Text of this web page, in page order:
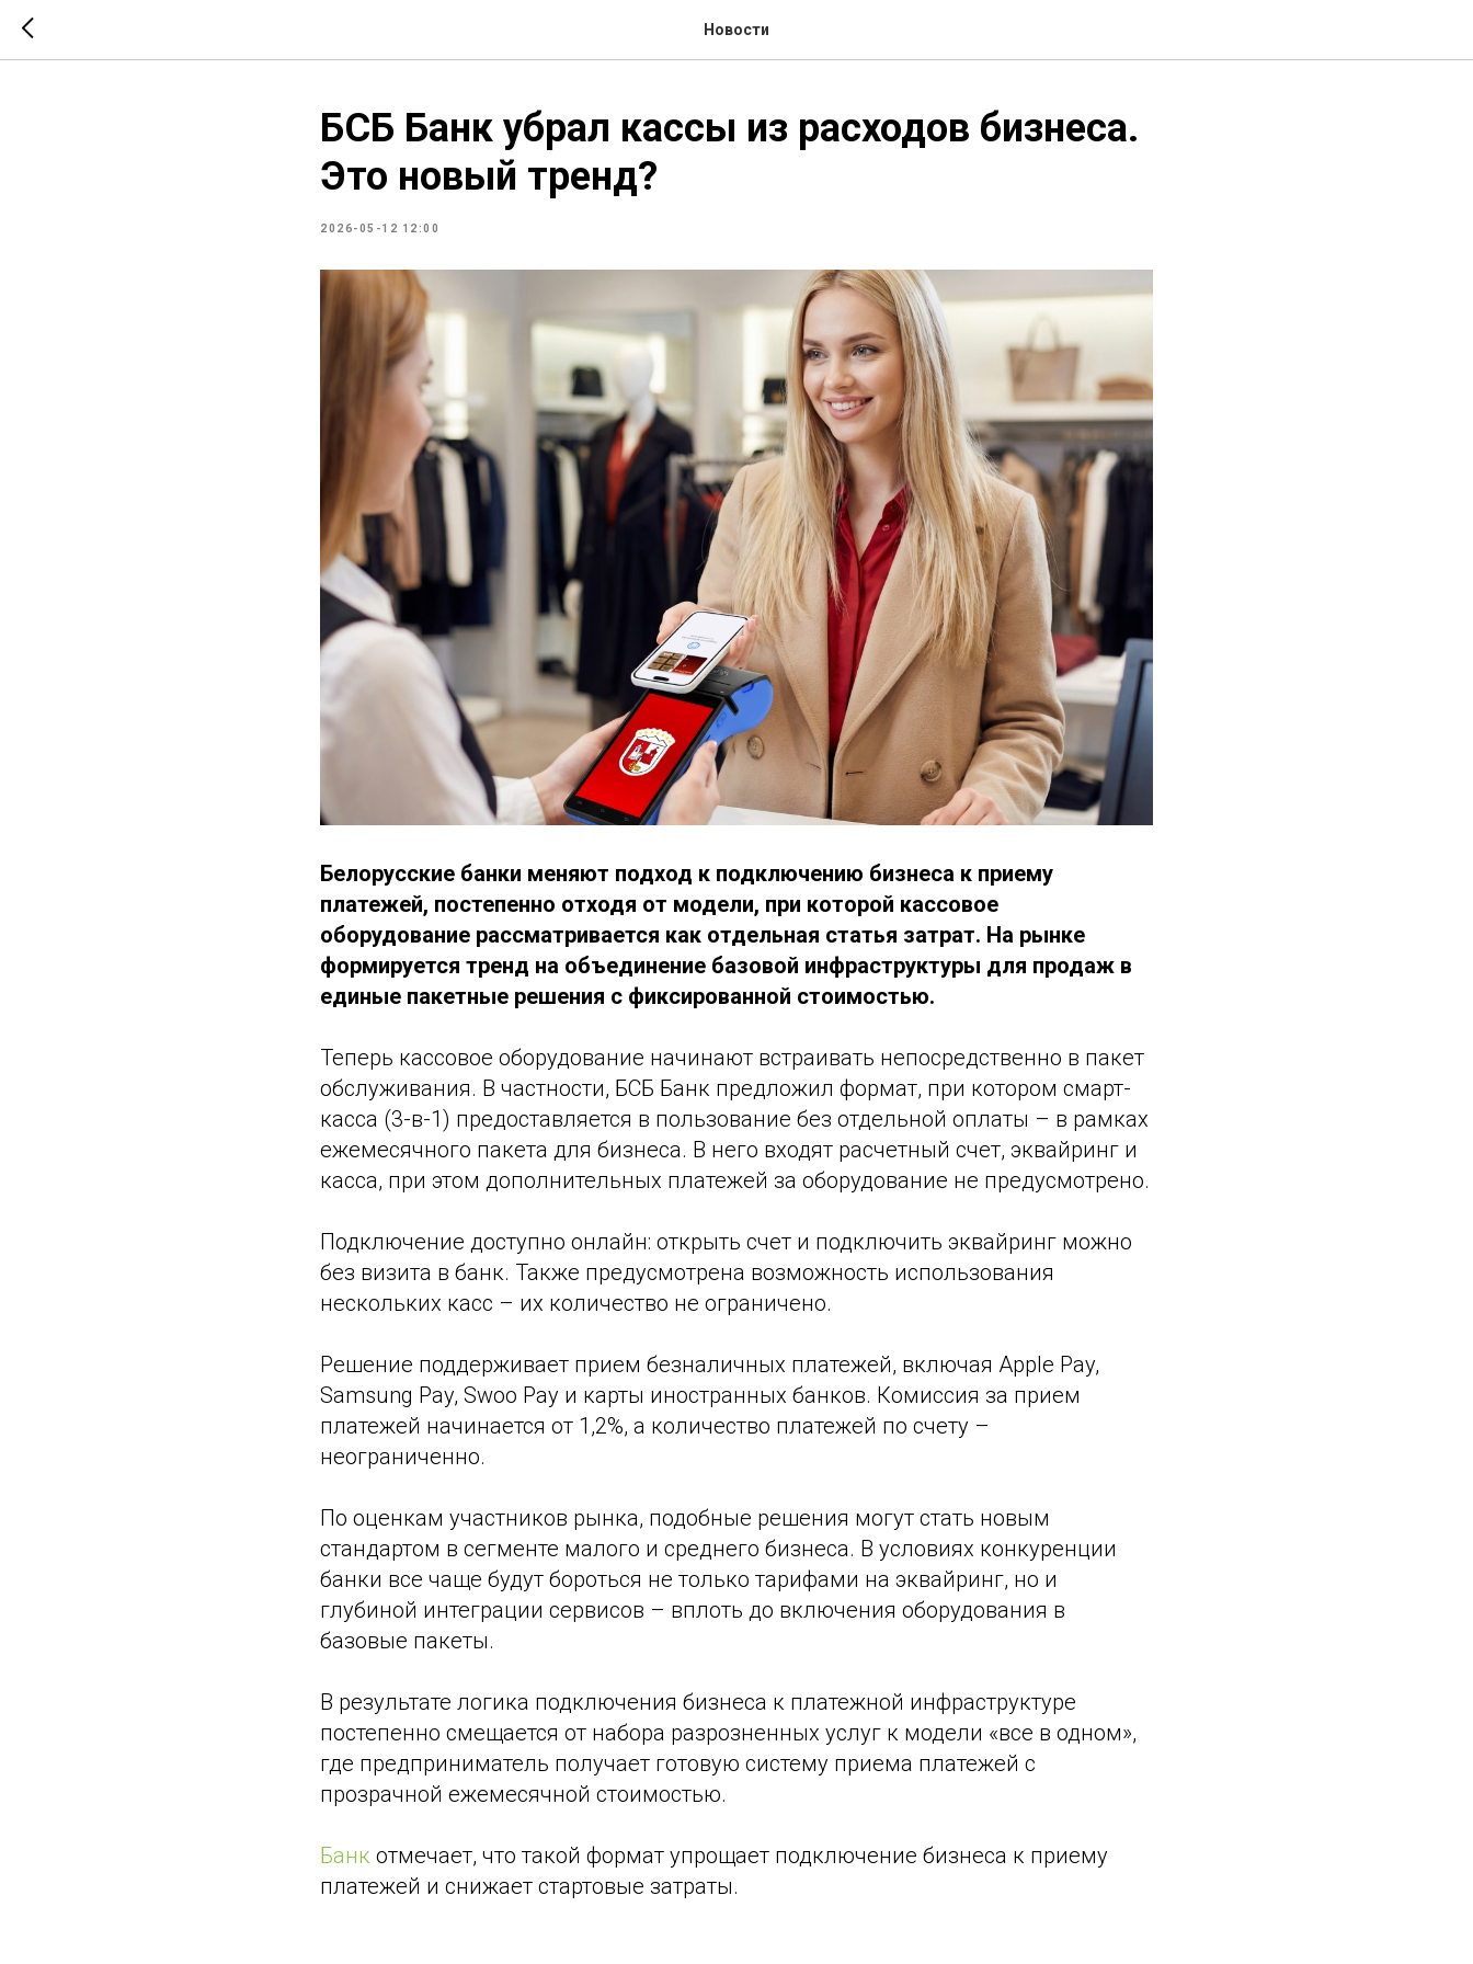
Новости
БСБ Банк убрал кассы из расходов бизнеса.
Это новый тренд?
2026-05-12 12:00
Белорусские банки меняют подход к подключению бизнеса к приему
платежей, постепенно отходя от модели, при которой кассовое
оборудование рассматривается как отдельная статья затрат. На рынке
формируется тренд на объединение базовой инфраструктуры для продаж в
единые пакетные решения с фиксированной стоимостью.
Теперь кассовое оборудование начинают встраивать непосредственно в пакет
обслуживания. В частности, БСБ Банк предложил формат, при котором смарт-
касса (3-в-1) предоставляется в пользование без отдельной оплаты – в рамках
ежемесячного пакета для бизнеса. В него входят расчетный счет, эквайринг и
касса, при этом дополнительных платежей за оборудование не предусмотрено.
Подключение доступно онлайн: открыть счет и подключить эквайринг можно
без визита в банк. Также предусмотрена возможность использования
нескольких касс – их количество не ограничено.
Решение поддерживает прием безналичных платежей, включая Apple Pay,
Samsung Pay, Swoo Pay и карты иностранных банков. Комиссия за прием
платежей начинается от 1,2%, а количество платежей по счету –
неограниченно.
По оценкам участников рынка, подобные решения могут стать новым
стандартом в сегменте малого и среднего бизнеса. В условиях конкуренции
банки все чаще будут бороться не только тарифами на эквайринг, но и
глубиной интеграции сервисов – вплоть до включения оборудования в
базовые пакеты.
В результате логика подключения бизнеса к платежной инфраструктуре
постепенно смещается от набора разрозненных услуг к модели «все в одном»,
где предприниматель получает готовую систему приема платежей с
прозрачной ежемесячной стоимостью.
Банк отмечает, что такой формат упрощает подключение бизнеса к приему
платежей и снижает стартовые затраты.